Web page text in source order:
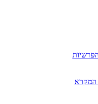
המקרא